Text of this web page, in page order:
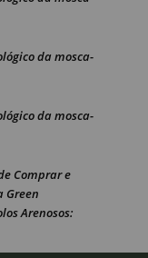
da mosca-
da mosca-
Comprar e
Green
Arenosos: